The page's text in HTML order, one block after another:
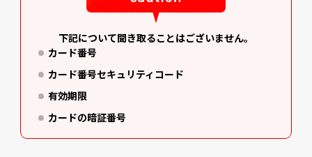
下記について聞き取ることはございません。
カード番号
カード番号セキュリティコード
有効期限
カードの暗証番号